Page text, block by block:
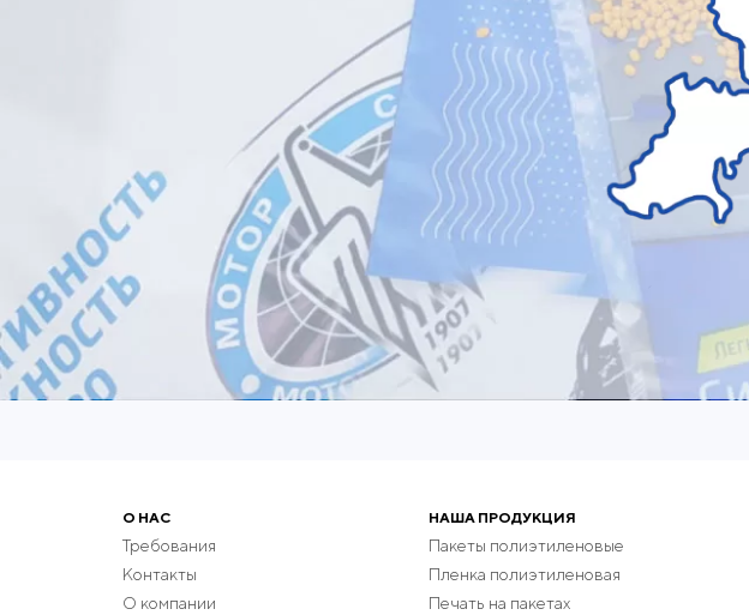
О НАС
Требования
Контакты
О компании
НАША ПРОДУКЦИЯ
Пакеты полиэтиленовые
Пленка полиэтиленовая
Печать на пакетах